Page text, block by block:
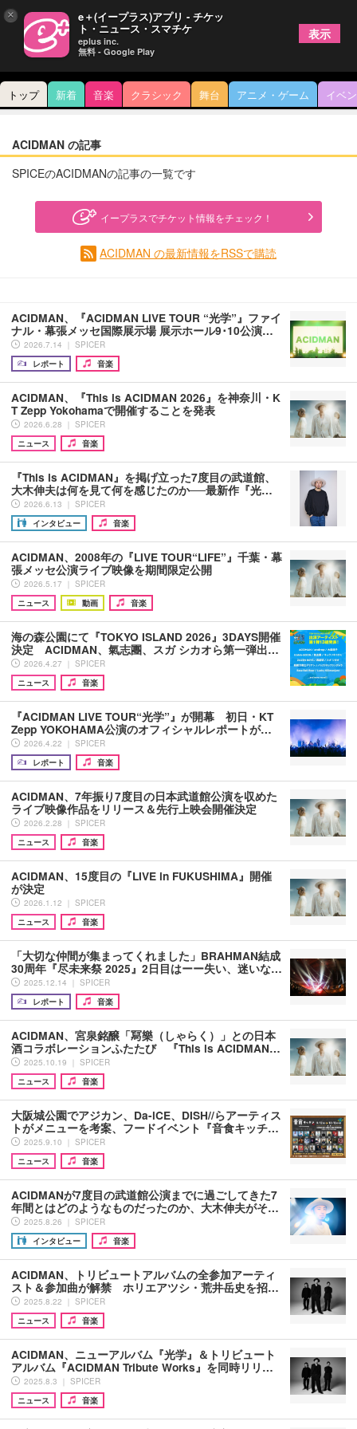
トップ 新着 音楽 クラシック 舞台 アニメ・ゲーム イベ
ACIDMAN の記事
SPICEのACIDMANの記事の一覧です
イープラスでチケット情報をチェック！
ACIDMAN の最新情報をRSSで購読
ACIDMAN、『ACIDMAN LIVE TOUR “光学”』ファイ
ナル・幕張メッセ国際展示場 展示ホール9･10公演…
2026.7.14 ｜ SPICER
レポート
音楽
ACIDMAN、『This is ACIDMAN 2026』を神奈川・K
T Zepp Yokohamaで開催することを発表
2026.6.28 ｜ SPICER
ニュース
音楽
『This is ACIDMAN』を掲げ立った7度目の武道館、
大木伸夫は何を見て何を感じたのか──最新作『光…
2026.6.13 ｜ SPICER
インタビュー
音楽
ACIDMAN、2008年の『LIVE TOUR“LIFE”』千葉・幕
張メッセ公演ライブ映像を期間限定公開
2026.5.17 ｜ SPICER
ニュース
動画 音楽
海の森公園にて『TOKYO ISLAND 2026』3DAYS開催
決定 ACIDMAN、氣志團、スガ シカオら第⼀弾出…
2026.4.27 ｜ SPICER
ニュース
音楽
『ACIDMAN LIVE TOUR“光学”』が開幕 初日・KT
Zepp YOKOHAMA公演のオフィシャルレポートが…
2026.4.22 ｜ SPICER
レポート
音楽
ACIDMAN、7年振り7度目の日本武道館公演を収めた
ライブ映像作品をリリース＆先行上映会開催決定
2026.2.28 ｜ SPICER
ニュース
音楽
ACIDMAN、15度目の『LIVE in FUKUSHIMA』開催
が決定
2026.1.12 ｜ SPICER
ニュース
音楽
「大切な仲間が集まってくれました」BRAHMAN結成
30周年『尽未来祭 2025』2日目はーー失い、迷いな…
2025.12.14 ｜ SPICER
レポート
音楽
ACIDMAN、宮泉銘醸「冩樂（しゃらく）」との日本
酒コラボレーションふたたび 『This is ACIDMAN…
2025.10.19 ｜ SPICER
ニュース
音楽
大阪城公園でアジカン、Da-iCE、DISH//らアーティス
トがメニューを考案、フードイベント『音食キッチ…
2025.9.10 ｜ SPICER
ニュース
音楽
ACIDMANが7度目の武道館公演までに過ごしてきた7
年間とはどのようなものだったのか、大木伸夫がそ…
2025.8.26 ｜ SPICER
インタビュー
音楽
ACIDMAN、トリビュートアルバムの全参加アーティ
スト＆参加曲が解禁 ホリエアツシ・荒井岳史を招…
2025.8.22 ｜ SPICER
ニュース
音楽
ACIDMAN、ニューアルバム『光学』＆トリビュート
アルバム『ACIDMAN Tribute Works』を同時リリ…
2025.8.3 ｜ SPICER
ニュース
音楽
× e＋(イープラス)アプリ - チケッ
ト・ニュース・スマチケ
eplus inc.
無料 - Google Play
表示